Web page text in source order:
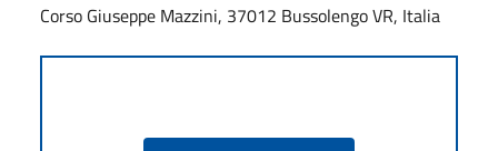
Corso Giuseppe Mazzini, 37012 Bussolengo VR, Italia